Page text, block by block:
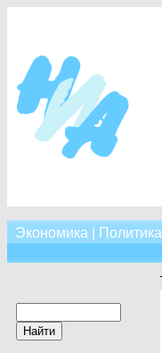
Экономика Политика